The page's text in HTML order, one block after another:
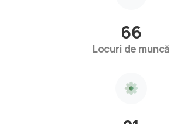
66
Locuri de muncă